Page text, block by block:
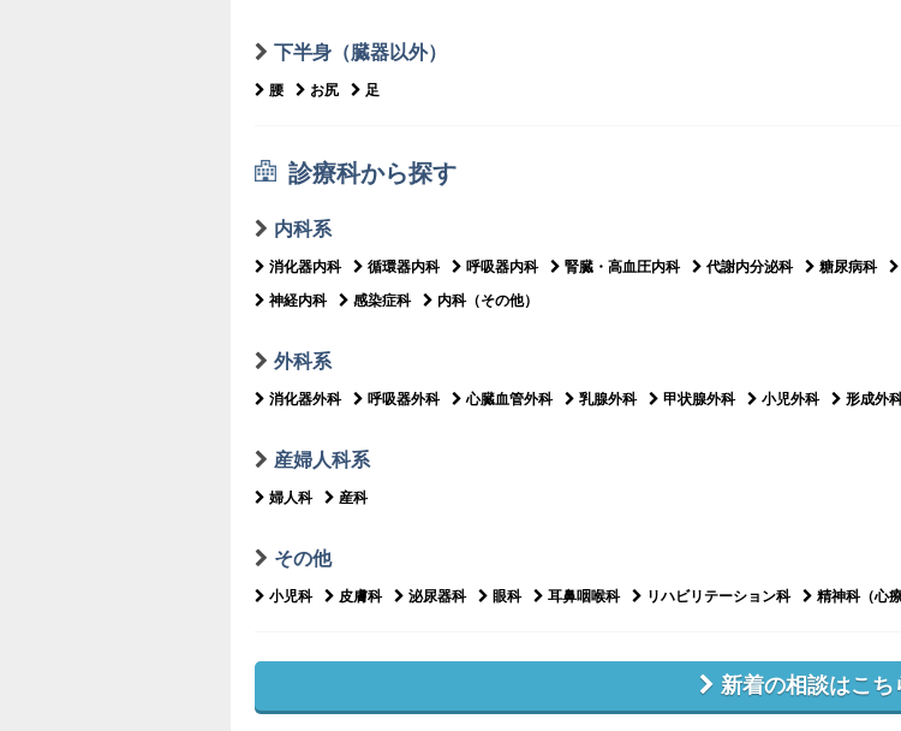
下半身（臓器以外）
腰 お尻 足
診療科から探す
内科系
消化器内科 循環器内科 呼吸器内科 腎臓・高血圧内科 代謝内分泌科 糖尿病科
神経内科
感染症科 内科（その他）
外科系
消化器外科 呼吸器外科 心臓血管外科 乳腺外科 甲状腺外科 小児外科 形成外
産婦人科系
婦人科 産科
その他
小児科 皮膚科 泌尿器科 眼科 耳鼻咽喉科 リハビリテーション科 精神科（心療
新着の相談はこち